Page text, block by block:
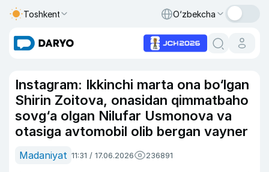
Toshkent O‘zbekcha
Instagram: Ikkinchi marta ona bo‘lgan
Shirin Zoitova, onasidan qimmatbaho
sovg‘a olgan Nilufar Usmonova va
otasiga avtomobil olib bergan vayner
Madaniyat 11:31 / 17.06.2026 236891